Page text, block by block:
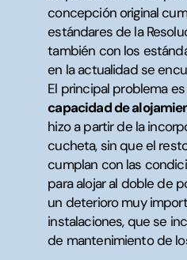
concepción original
estándares de la
también con los
en la actualidad se
El principal problema
capacidad de
hizo a partir de la
cucheta, sin que el
cumplan con las
para alojar al doble de
un deterioro muy
instalaciones, que se
de mantenimiento de